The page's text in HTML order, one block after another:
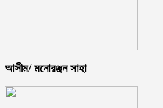
আসীম/ মনোরঞ্জন সাহা